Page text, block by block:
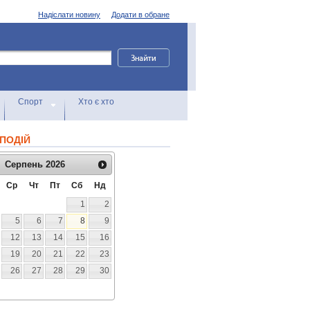
Додати в обране
Надіслати новину
Спорт Хто є хто
Серпень 2026
Ср Чт Пт Сб
Нд
1
2
5 6 7 8
9
12 13 14 15
16
19 20 21 22
23
26 27 28 29
30